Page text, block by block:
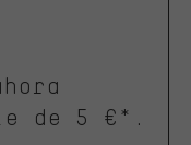
de 5 €*.